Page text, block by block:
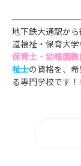
地下鉄大通駅か
道福祉・保育大学
保育士・幼稚園
祉士の資格を、
る専門学校です！